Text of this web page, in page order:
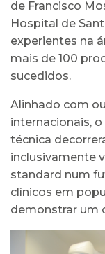
de Francisco
Hospital de
experientes na
mais de 100
sucedidos.
Alinhado com
internacionais,
técnica
inclusivamente
standard num
clínicos em
demonstrar um